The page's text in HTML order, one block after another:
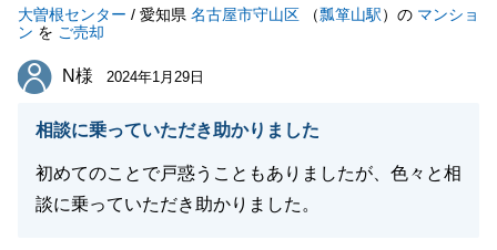
大曽根センター / 愛知県 名古屋市守山区 （瓢箪山駅）の マンショ
ン を ご売却
N様
N様 2024年1月29日
相談に乗っていただき助かりました
初めてのことで戸惑うこともありましたが、色々と相
談に乗っていただき助かりました。